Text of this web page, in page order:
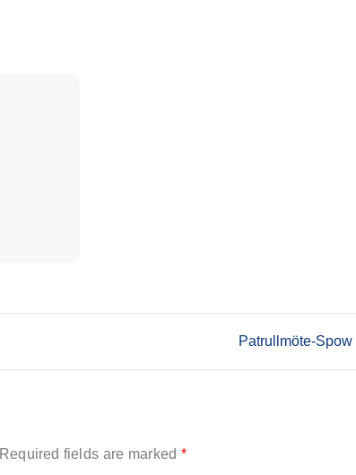
Patrullmöte-Spow
Required fields are marked *